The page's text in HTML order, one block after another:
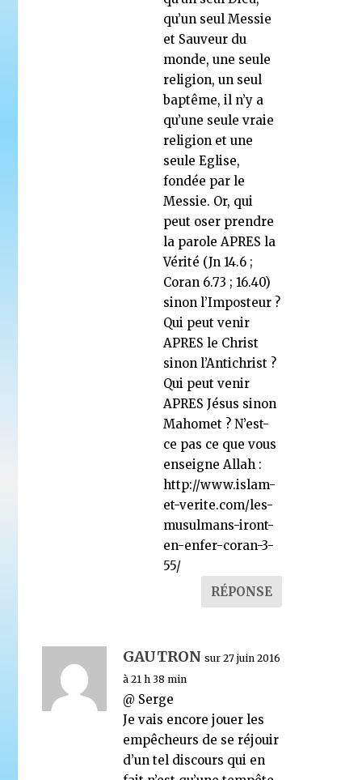
qu’un seul Messie
et Sauveur du
monde, une seule
religion, un seul
baptême, il n’y a
qu’une seule vraie
religion et une
seule Eglise,
fondée par le
Messie. Or, qui
peut oser prendre
la parole APRES la
Vérité (Jn 14.6 ;
Coran 6.73 ; 16.40)
sinon l’Imposteur ?
Qui peut venir
APRES le Christ
sinon l’Antichrist ?
Qui peut venir
APRES Jésus sinon
Mahomet ? N’est-
ce pas ce que vous
enseigne Allah :
http://www.islam-
et-verite.com/les-
musulmans-iront-
en-enfer-coran-3-
55/
RÉPONSE
GAUTRON sur 27 juin 2016
à 21 h 38 min
@ Serge
Je vais encore jouer les
empêcheurs de se réjouir
d’un tel discours qui en